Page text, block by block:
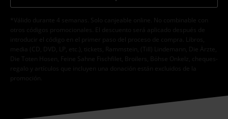
*Válido durante 4 semanas. Solo canjeable online. No combinable con
otros códigos promocionales. El descuento será aplicado después de
introducir el código en el primer paso del proceso de compra. Libros,
media (CD, DVD, LP, etc.), tickets, Rammstein, (Till) Lindemann, Die Ärzte,
Die Toten Hosen, Feine Sahne Fischfilet, Broilers, Böhse Onkelz, cheques-
regalo y artículos que incluyen una donación están excluidos de la
promoción.